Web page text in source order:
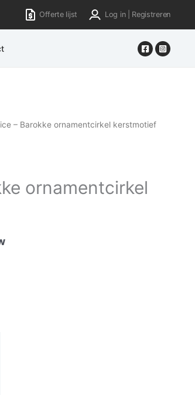
Offerte lijst Log in | Registreren
– Barokke ornamentcirkel kerstmotief
ornamentcirkel